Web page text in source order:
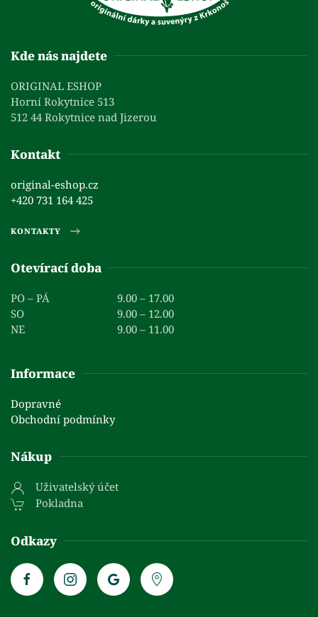
Kde nás najdete
ORIGINAL ESHOP
Horní Rokytnice 513
512 44 Rokytnice nad Jizerou
Kontakt
original-eshop.cz
+420 731 164 425
KONTAKTY
Otevírací doba
PO – PÁ
9.00 – 17.00
SO
9.00 – 12.00
NE
9.00 – 11.00
Informace
Dopravné
Obchodní podmínky
Nákup
Uživatelský účet
Pokladna
Odkazy